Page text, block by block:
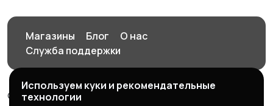
Магазины Блог
О нас
Служба поддержки
© 2026 Орен-АЙ - Авто | Недвижимость | Работа |
Используем куки и рекомендательные
технологии